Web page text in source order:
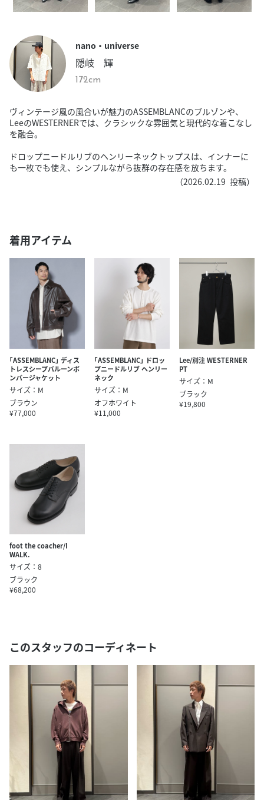
nano・universe
隠岐 輝
172cm
ヴィンテージ風の風合いが魅力のASSEMBLANCのブルゾンや、
LeeのWESTERNERでは、クラシックな雰囲気と現代的な着こなし
を融合。
ドロップニードルリブのヘンリーネックトップスは、インナーに
も一枚でも使え、シンプルながら抜群の存在感を放ちます。
（2026.02.19 投稿）
着用アイテム
｢ASSEMBLANC｣ ディス
トレスシープバルーンボ
ンバージャケット
サイズ：M
ブラウン
¥77,000
｢ASSEMBLANC｣ ドロッ
プニードルリブ ヘンリー
ネック
サイズ：M
オフホワイト
¥11,000
Lee/別注 WESTERNER
PT
サイズ：M
ブラック
¥19,800
foot the coacher/I
WALK.
サイズ：8
ブラック
¥68,200
このスタッフのコーディネート